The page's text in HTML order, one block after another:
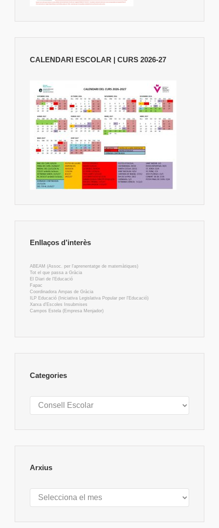
CALENDARI ESCOLAR | CURS 2026-27
Enllaços d’interès
ABEAM (Assoc. per l'aprenentatge de matemàtiques)
Tot el que passa a Gràcia
El Diari de l'Educació
Fapac
Coordinadora Ampas de Gràcia
ILP Educació (Iniciativa Legislativa Popular per l'Educació)
Xarxa d'Escoles Insubmises
Campos Estela (Empresa Menjador)
Categories
Categories
Arxius
Arxius